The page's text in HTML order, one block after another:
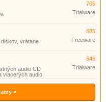
705
Trialware
vrátane
685
Freeware
audio CD
viacerých audio
646
Trialware
»